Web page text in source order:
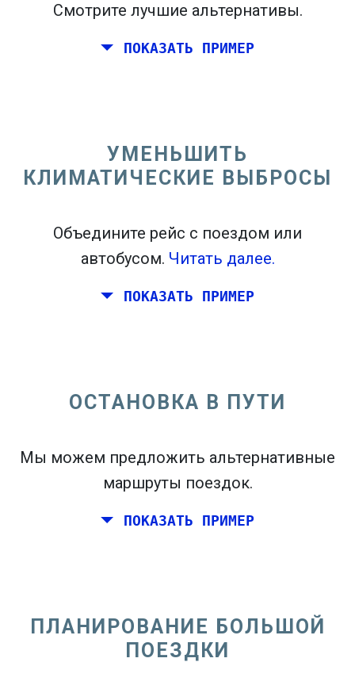
Смотрите лучшие альтернативы.
ПОКАЗАТЬ ПРИМЕР
Найдено ранее. Нажмитеflight_takeoff, чтобы увидеть
УМЕНЬШИТЬ
КЛИМАТИЧЕСКИЕ ВЫБРОСЫ
Объедините рейс с поездом или
автобусом. Читать далее.
ПОКАЗАТЬ ПРИМЕР
одну сторону
сортировка
ОСТАНОВКА В ПУТИ
Мы можем предложить альтернативные
маршруты поездок.
ПОКАЗАТЬ ПРИМЕР
ПЛАНИРОВАНИЕ БОЛЬШОЙ
ПОЕЗДКИ